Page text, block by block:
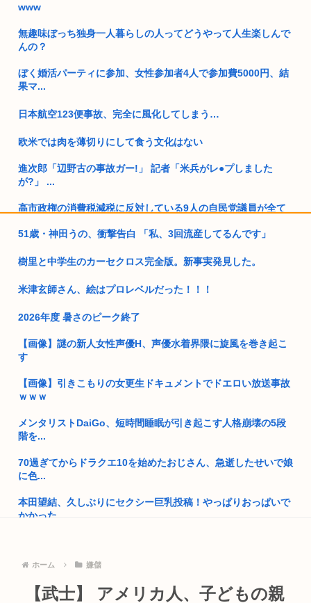
www
無趣味ぼっち独身一人暮らしの人ってどうやって人生楽しんで
んの？
ぼく婚活パーティに参加、女性参加者4人で参加費5000円、結
果マ...
日本航空123便事故、完全に風化してしまう…
欧米では肉を薄切りにして食う文化はない
進次郎「辺野古の事故ガー!」 記者「米兵がレ●プしました
が?」 ...
高市政権の消費税減税に反対している9人の自民党議員が全て
結果...
靖国神社「軍服のコスプレやめろ、"慰霊"の意味考えろ」
ネトウヨ「在日特権やばい。働かずに年間600万円もらって豪
遊して...
阿波おどりで女性のカラダを強調した動画が拡散されてるらし
い！許せ...
日本人「失われた30年ヤバいだろ…貧乏になりすぎ…もう愛国
保守を...
GPIF「4-6月で24兆円儲けた」 年金運用額317兆円に、あ...
掛けた...
「助けて欲しけりゃきび団子よこしな？」 これ現代だと色々
51歳・神田うの、衝撃告白 「私、3回流産してるんです」
樹里と中学生のカーセクロス完全版。新事実発見した。
米津玄師さん、絵はプロレベルだった！！！
2026年度 暑さのピーク終了
【画像】謎の新人女性声優H、声優水着界隈に旋風を巻き起こ
す
【画像】引きこもりの女更生ドキュメントでドエロい放送事故
ｗｗｗ
メンタリストDaiGo、短時間睡眠が引き起こす人格崩壊の5段
階を...
70過ぎてからドラクエ10を始めたおじさん、急逝したせいで娘
に色...
本田望結、久しぶりにセクシー巨乳投稿！やっぱりおっぱいで
かかった...
ったら肩...
ホーム 嫌儲
【武士】 アメリカ人、子どもの親